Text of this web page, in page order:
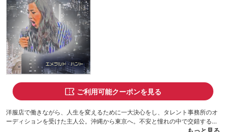
ご利用可能クーポンを見る
洋服店で働きながら、人生を変えるために一大決心をし、タレント事務所のオ
ーディションを受けた主人公。沖縄から東京へ。不安と憧れの中で交錯する主
人公の想いは果たして結実するのだろうか。そしてその先にあるものは――。